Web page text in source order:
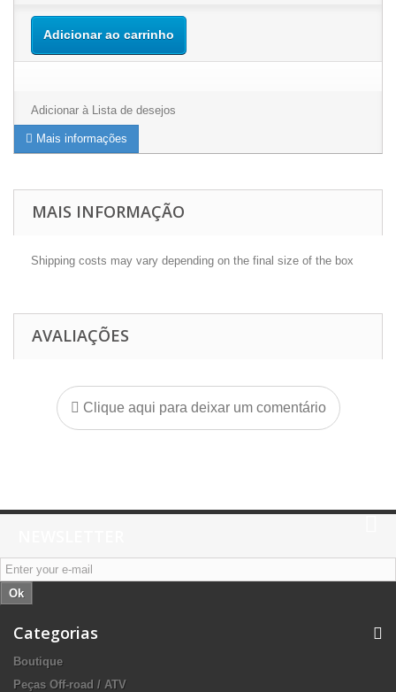
Adicionar ao carrinho
Adicionar à Lista de desejos
Mais informações
MAIS INFORMAÇÃO
Shipping costs may vary depending on the final size of the box
AVALIAÇÕES
Clique aqui para deixar um comentário
Ok
Categorias
Boutique
Peças Off-road / ATV